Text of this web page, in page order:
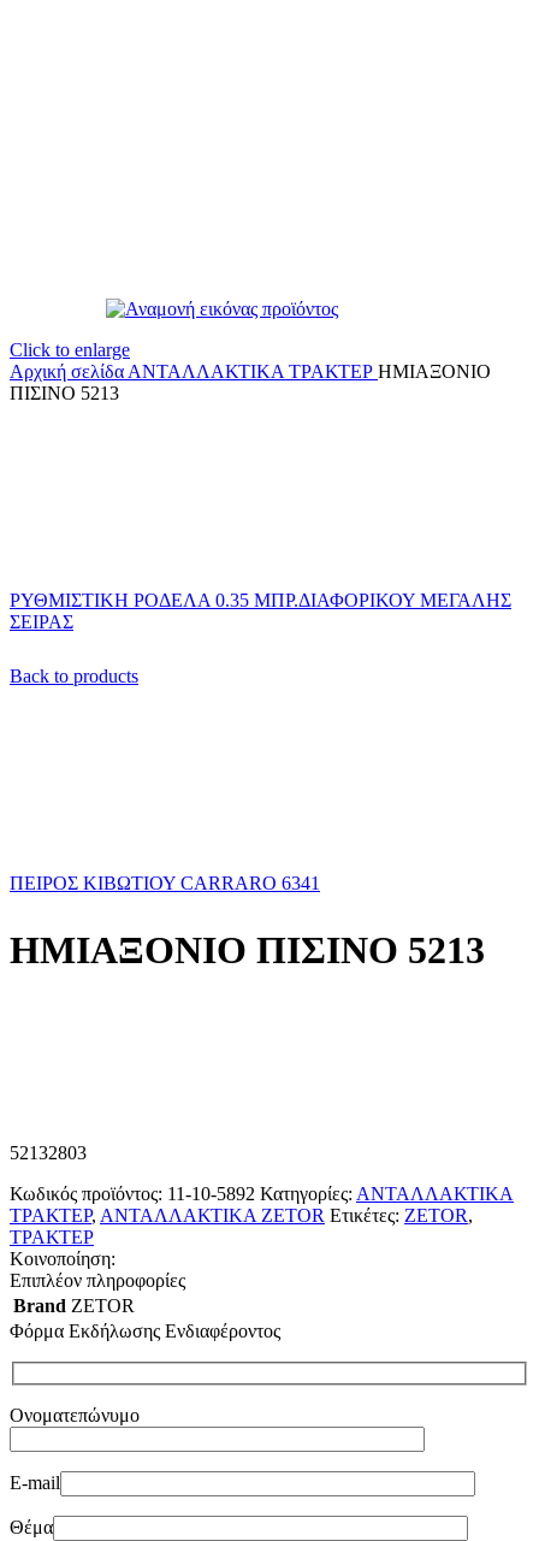
Click to enlarge
Αρχική σελίδα ΑΝΤΑΛΛΑΚΤΙΚΑ ΤΡΑΚΤΕΡ ΗΜΙΑΞΟΝΙΟ
ΠΙΣΙΝΟ 5213
ΡΥΘΜΙΣΤΙΚΗ ΡΟΔΕΛΑ 0.35 ΜΠΡ.ΔΙΑΦΟΡΙΚΟΥ ΜΕΓΑΛΗΣ
ΣΕΙΡΑΣ
Back to products
ΠΕΙΡΟΣ ΚΙΒΩΤΙΟΥ CARRARO 6341
ΗΜΙΑΞΟΝΙΟ ΠΙΣΙΝΟ 5213
52132803
Κωδικός προϊόντος: 11-10-5892 Κατηγορίες: ΑΝΤΑΛΛΑΚΤΙΚΑ
ΤΡΑΚΤΕΡ, ΑΝΤΑΛΛΑΚΤΙΚΑ ZETOR Ετικέτες: ZETOR,
ΤΡΑΚΤΕΡ
Κοινοποίηση:
Επιπλέον πληροφορίες
Brand ZETOR
Φόρμα Εκδήλωσης Ενδιαφέροντος
Ονοματεπώνυμο
E-mail
Θέμα